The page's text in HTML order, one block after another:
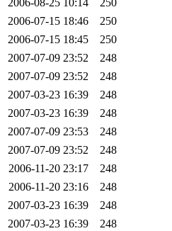
2006-08-25 10:14
250
2006-07-15 18:46
250
2006-07-15 18:45
250
2007-07-09 23:52
248
2007-07-09 23:52
248
2007-03-23 16:39
248
2007-03-23 16:39
248
2007-07-09 23:53
248
2007-07-09 23:52
248
2006-11-20 23:17
248
2006-11-20 23:16
248
2007-03-23 16:39
248
2007-03-23 16:39
248